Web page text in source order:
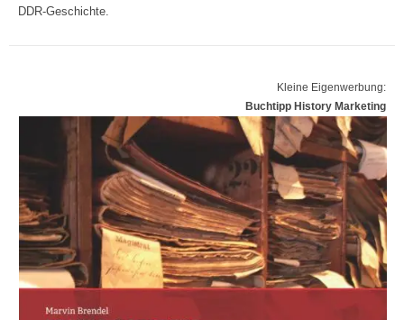
DDR-Geschichte.
Kleine Eigenwerbung:
Buchtipp History Marketing